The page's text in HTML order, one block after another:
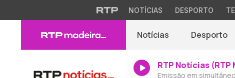
NOTÍCIAS DESPORTO
Notícias Desporto
RTP Notícias (RTP
Emissão em